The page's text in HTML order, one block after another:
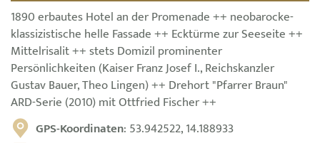
1890 erbautes Hotel an der Promenade ++ neobarocke-
klassizistische helle Fassade ++ Ecktürme zur Seeseite ++
Mittelrisalit ++ stets Domizil prominenter
Persönlichkeiten (Kaiser Franz Josef I., Reichskanzler
Gustav Bauer, Theo Lingen) ++ Drehort "Pfarrer Braun"
ARD-Serie (2010) mit Ottfried Fischer ++
GPS-Koordinaten: 53.942522, 14.188933